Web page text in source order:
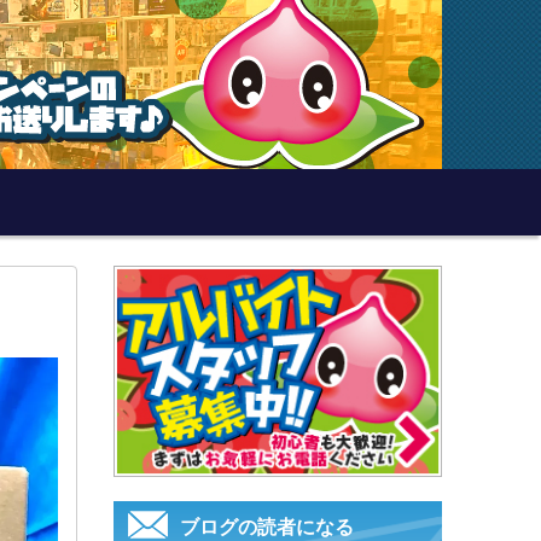
ブログの読者になる